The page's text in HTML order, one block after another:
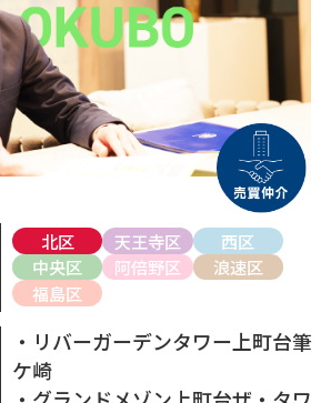
北区 天王寺区
西区
中央区
阿倍野区
浪速区
福島区
・リバーガーデンタワー上町台筆
ケ崎